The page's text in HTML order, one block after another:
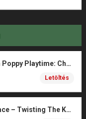
CG5 – Wrong Side Out (from Poppy Playtime: Chapter 5)
Letöltés
Ice Nine Kills ft Mckenna Grace – Twisting The Knife (From SCREAM 7)